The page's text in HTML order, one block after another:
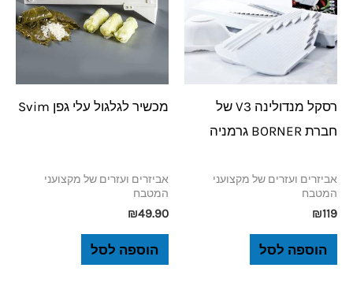
רסקל מנדולינה V3 של
חברת BORNER גרמניה
אביזרים ועזרים של מקצועני
המטבח
₪119
הוספה לסל
מכשיר לגלגול עלי גפן Svim
אביזרים ועזרים של מקצועני
המטבח
₪49.90
הוספה לסל